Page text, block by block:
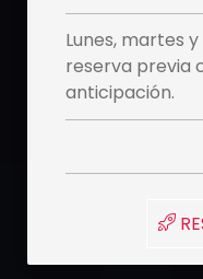
Lunes, martes
reserva previa
anticipación.